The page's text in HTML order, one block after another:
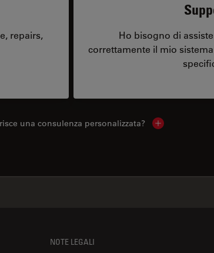
repairs,
Ho bisogno di
correttamente il mio
una consulenza personalizzata? Show local
NOTE LEGALI